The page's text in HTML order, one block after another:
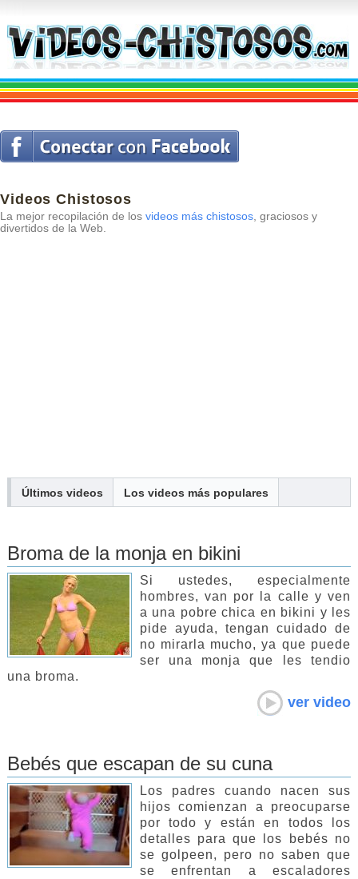
Videos Chistosos
La mejor recopilación de los videos más chistosos, graciosos y
divertidos de la Web.
Últimos videos Los videos más populares
Broma de la monja en bikini
Si ustedes, especialmente
hombres, van por la calle y ven
a una pobre chica en bikini y les
pide ayuda, tengan cuidado de
no mirarla mucho, ya que puede
ser una monja que les tendio
una broma.
ver video
Bebés que escapan de su cuna
Los padres cuando nacen sus
hijos comienzan a preocuparse
por todo y están en todos los
detalles para que los bebés no
se golpeen, pero no saben que
se enfrentan a escaladores